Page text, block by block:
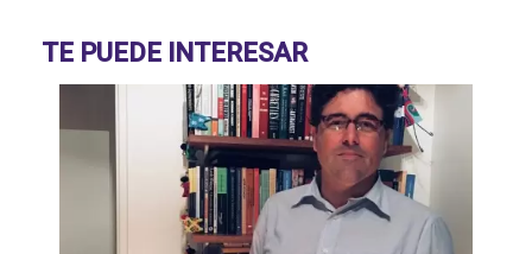
TE PUEDE INTERESAR